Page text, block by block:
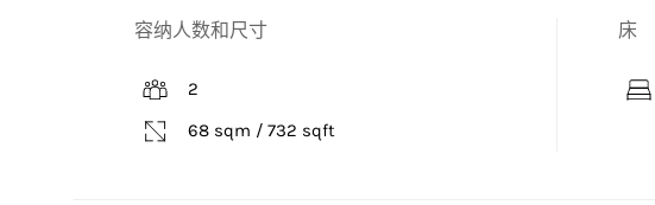
容纳人数和尺寸
2
68 sqm / 732 sqft
床